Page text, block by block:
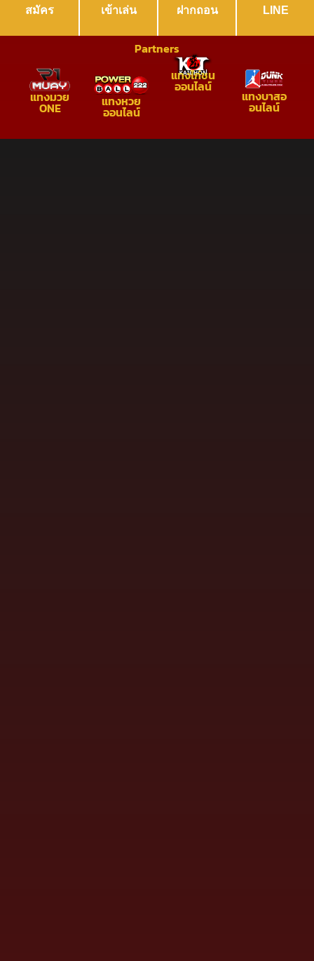
สมัคร เข้าเล่น ฝากถอน LINE
Partners
แทงมวย
ONE แทงหวย
ออนไลน์
แทงไก่ชน
ออนไลน์
แทงบาสอ
อนไลน์